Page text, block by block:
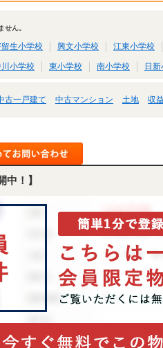
せん。
生小学校 興文小学校 江東小学校
小学校 東小学校 南小学校 日
古一戸建て 中古マンション 土地 収
中！】